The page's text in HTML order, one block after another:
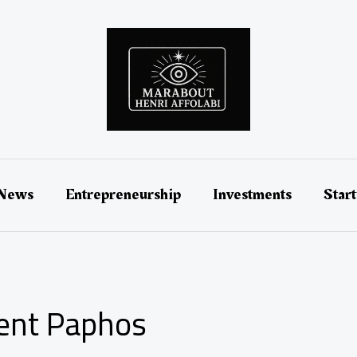
Entrepreneurship Investments
Paphos